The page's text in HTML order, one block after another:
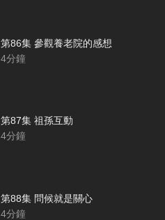
第86集 參觀養老院的感想
4分鐘
第87集 祖孫互動
4分鐘
第88集 問候就是關心
4分鐘